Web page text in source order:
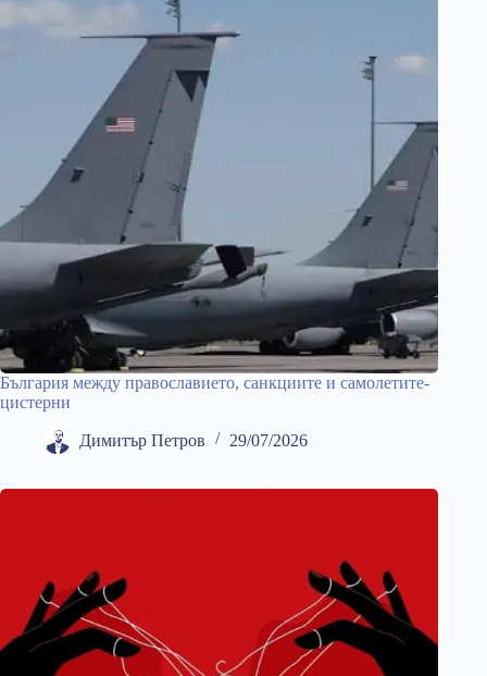
България между православието, санкциите и самолетите-
цистерни
Димитър Петров 29/07/2026